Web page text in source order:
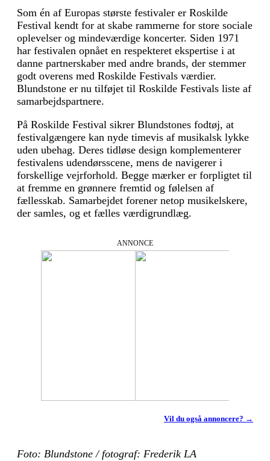
Som én af ​​Europas største festivaler er Roskilde
Festival kendt for at skabe rammerne for store sociale
oplevelser og mindeværdige koncerter. Siden 1971
har festivalen opnået en respekteret ekspertise i at
danne partnerskaber med andre brands, der stemmer
godt overens med Roskilde Festivals værdier.
Blundstone er nu tilføjet til Roskilde Festivals liste af
samarbejdspartnere.
På Roskilde Festival sikrer Blundstones fodtøj, at
festivalgængere kan nyde timevis af musikalsk lykke
uden ubehag. Deres tidløse design komplementerer
festivalens udendørsscene, mens de navigerer i
forskellige vejrforhold. Begge mærker er forpligtet til
at fremme en grønnere fremtid og følelsen af
fællesskab. Samarbejdet forener netop musikelskere,
der samles, og et fælles værdigrundlæg.
ANNONCE
Vil du også annoncere? →
Foto: Blundstone / fotograf: Frederik LA